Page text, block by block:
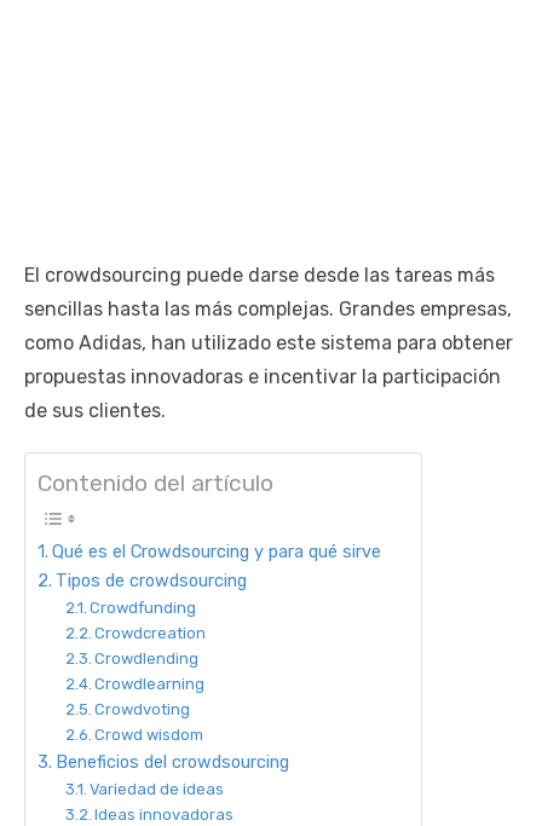
El crowdsourcing puede darse desde las tareas más
sencillas hasta las más complejas. Grandes empresas,
como Adidas, han utilizado este sistema para obtener
propuestas innovadoras e incentivar la participación
de sus clientes.
Contenido del artículo
Qué es el Crowdsourcing y para qué sirve
Tipos de crowdsourcing
Crowdfunding
Crowdcreation
Crowdlending
Crowdlearning
Crowdvoting
Crowd wisdom
Beneficios del crowdsourcing
Variedad de ideas
Ideas innovadoras